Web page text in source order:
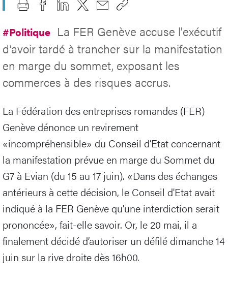
#Politique La FER Genève accuse l'exécutif
d’avoir tardé à trancher sur la manifestation
en marge du sommet, exposant les
commerces à des risques accrus.
La Fédération des entreprises romandes (FER)
Genève dénonce un revirement
«incompréhensible» du Conseil d’Etat concernant
la manifestation prévue en marge du Sommet du
G7 à Evian (du 15 au 17 juin). «Dans des échanges
antérieurs à cette décision, le Conseil d'Etat avait
indiqué à la FER Genève qu'une interdiction serait
prononcée», fait-elle savoir. Or, le 20 mai, il a
finalement décidé d’autoriser un défilé dimanche 14
juin sur la rive droite dès 16h00.